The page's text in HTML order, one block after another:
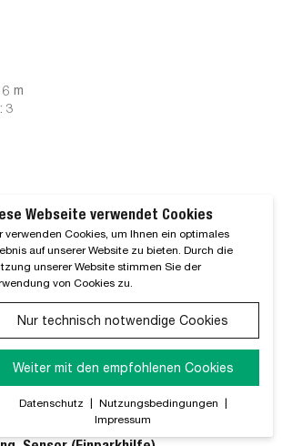
m
3
Webseite verwendet Cookies
verwenden Cookies, um Ihnen ein optimales
auf unserer Website zu bieten. Durch die
unserer Website stimmen Sie der
von Cookies zu.
Nur technisch notwendige Cookies
Weiter mit den empfohlenen Cookies
Datenschutz | Nutzungsbedingungen |
Impressum